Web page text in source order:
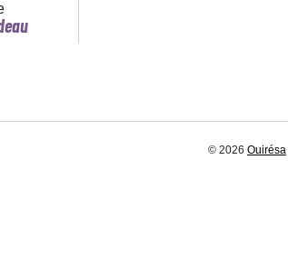
© 2026 Ouirésa